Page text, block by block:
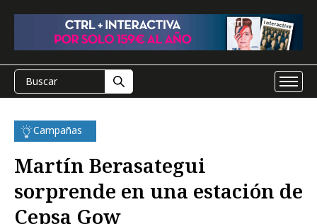
Campañas
Martín Berasategui
sorprende en una estación de
Cepsa Gow